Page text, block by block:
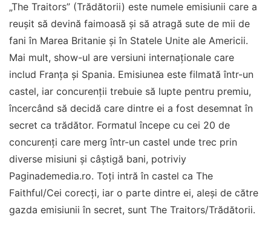
„The Traitors” (Trădătorii) este numele emisiunii care a
reușit să devină faimoasă și să atragă sute de mii de
fani în Marea Britanie și în Statele Unite ale Americii.
Mai mult, show-ul are versiuni internaționale care
includ Franța și Spania. Emisiunea este filmată într-un
castel, iar concurenții trebuie să lupte pentru premiu,
încercând să decidă care dintre ei a fost desemnat în
secret ca trădător. Formatul începe cu cei 20 de
concurenți care merg într-un castel unde trec prin
diverse misiuni și câștigă bani, potriviy
Paginademedia.ro. Toți intră în castel ca The
Faithful/Cei corecți, iar o parte dintre ei, aleși de către
gazda emisiunii în secret, sunt The Traitors/Trădătorii.